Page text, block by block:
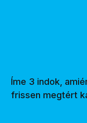
Íme 3 indok,
frissen megtért